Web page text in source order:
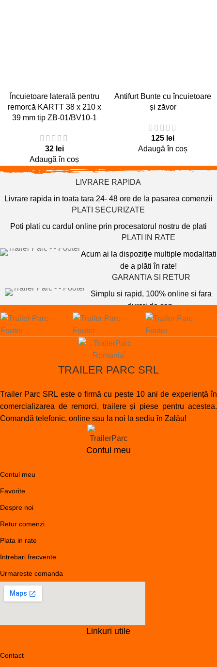
Încuietoare laterală pentru
remorcă KARTT 38 x 210 x
39 mm tip ZB-01/BV10-1
32 lei
Adaugă în coș
Antifurt Bunte cu încuietoare
și zăvor
125 lei
Adaugă în coș
LIVRARE RAPIDA
Livrare rapida in toata tara 24- 48 ore de la pasarea comenzii
PLATI SECURIZATE
Poti plati cu cardul online prin procesatorul nostru de plati
PLATI IN RATE
Acum ai la dispoziție multiple modalitati
de a plăti în rate!
GARANTIA SI RETUR
Simplu si rapid, 100% online si fara
dureri de cap
TRAILER PARC SRL
Trailer Parc SRL este o firmă cu peste 10 ani de experiență în
comercializarea de remorci, trailere și piese pentru acestea.
Comandă telefonic, online sau la noi la sediu în Zalău!
Contul meu
Contul meu
Favorite
Despre noi
Retur comenzi
Plata in rate
Intrebari frecvente
Urmareste comanda
Linkuri utile
Contact